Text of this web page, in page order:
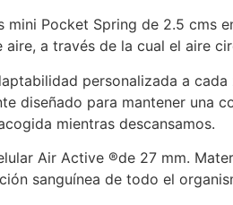
mini Pocket Spring de 2.5 cms
aire, a través de la cual el aire
personalizada a
diseñado para mantener una
mientras descansamos.
Air Active ®de 27 mm.
sanguínea de todo el